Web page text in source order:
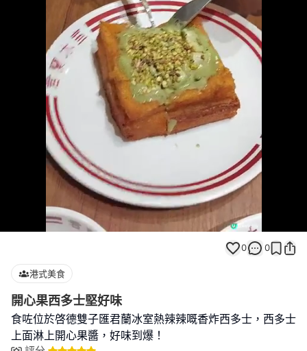
Loaded :
100.00%
0 0
港式美食
開心果西多士堅好味
食咗位於啓德雙子匯君蘭冰室熱辣辣嘅香炸西多士，西多士
上面淋上開心果醬，好味到爆！